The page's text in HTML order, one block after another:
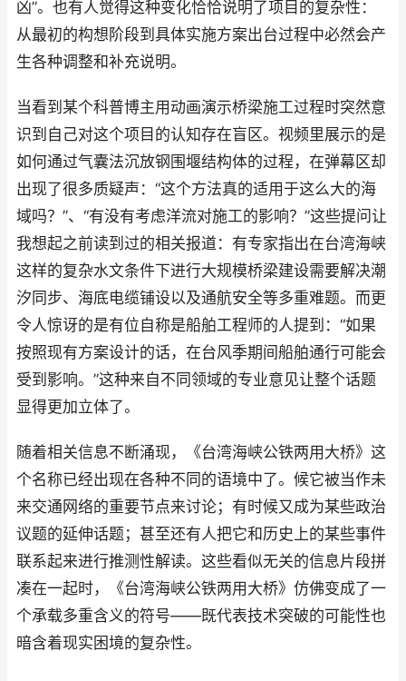
凶”。也有人觉得这种变化恰恰说明了项目的复杂性：
从最初的构想阶段到具体实施方案出台过程中必然会产
生各种调整和补充说明。
当看到某个科普博主用动画演示桥梁施工过程时突然意
识到自己对这个项目的认知存在盲区。视频里展示的是
如何通过气囊法沉放钢围堰结构体的过程，在弹幕区却
出现了很多质疑声：“这个方法真的适用于这么大的海
域吗？”、“有没有考虑洋流对施工的影响？”这些提问让
我想起之前读到过的相关报道：有专家指出在台湾海峡
这样的复杂水文条件下进行大规模桥梁建设需要解决潮
汐同步、海底电缆铺设以及通航安全等多重难题。而更
令人惊讶的是有位自称是船舶工程师的人提到：“如果
按照现有方案设计的话，在台风季期间船舶通行可能会
受到影响。”这种来自不同领域的专业意见让整个话题
显得更加立体了。
随着相关信息不断涌现，《台湾海峡公铁两用大桥》这
个名称已经出现在各种不同的语境中了。候它被当作未
来交通网络的重要节点来讨论；有时候又成为某些政治
议题的延伸话题；甚至还有人把它和历史上的某些事件
联系起来进行推测性解读。这些看似无关的信息片段拼
凑在一起时，《台湾海峡公铁两用大桥》仿佛变成了一
个承载多重含义的符号——既代表技术突破的可能性也
暗含着现实困境的复杂性。